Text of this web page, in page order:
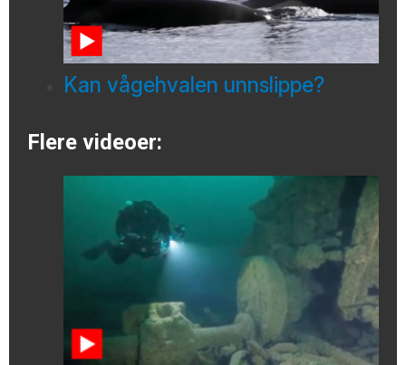
Kan vågehvalen unnslippe?
Flere videoer: